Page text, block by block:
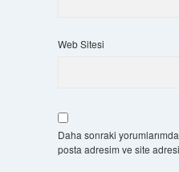
Web Sitesi
Daha sonraki
posta adresim ve site